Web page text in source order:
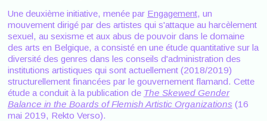
Une deuxième initiative, menée par Engagement, un
mouvement dirigé par des artistes qui s'attaque au harcèlement
sexuel, au sexisme et aux abus de pouvoir dans le domaine
des arts en Belgique, a consisté en une étude quantitative sur la
diversité des genres dans les conseils d'administration des
institutions artistiques qui sont actuellement (2018/2019)
structurellement financées par le gouvernement flamand. Cette
étude a conduit à la publication de The Skewed Gender
Balance in the Boards of Flemish Artistic Organizations(16
mai 2019, Rekto Verso).